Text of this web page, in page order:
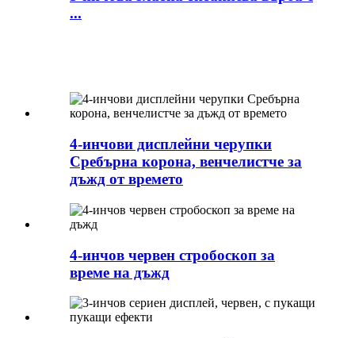
...
4-инчови дисплейни черупки
Сребърна корона, венчелистче за
дъжд от времето
4-инчов червен стробоскоп за
време на дъжд